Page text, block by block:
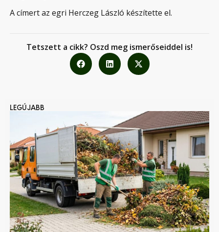
A címert az egri Herczeg László készítette el.
Tetszett a cikk? Oszd meg ismerőseiddel is!
LEGÚJABB